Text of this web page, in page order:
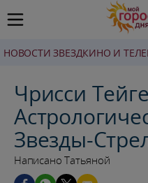
НОВОСТИ ЗВЕЗДКИНО И
Чрисси
Звезды-
Написано Татьяной